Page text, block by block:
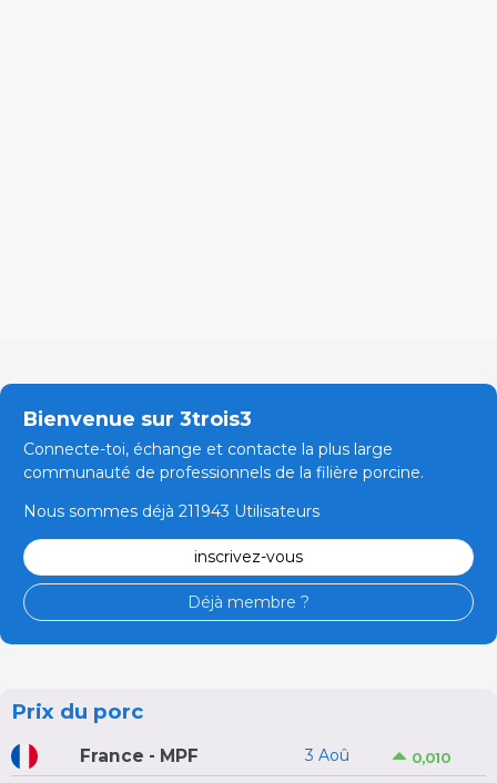
Bienvenue sur 3trois3
Connecte-toi, échange et contacte la plus large
communauté de professionnels de la filière porcine.
Nous sommes déjà 211943 Utilisateurs
inscrivez-vous
Déjà membre ?
Prix du porc
France - MPF 3 Aoû 0,010